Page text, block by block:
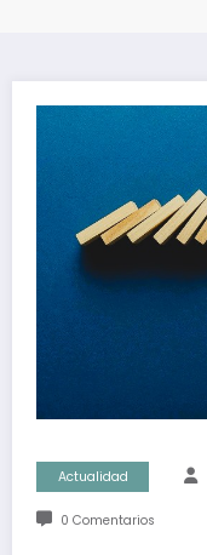
Actualidad
0 Comentarios